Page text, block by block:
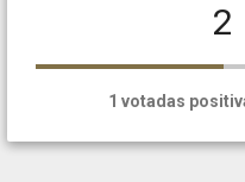
2
1 votadas